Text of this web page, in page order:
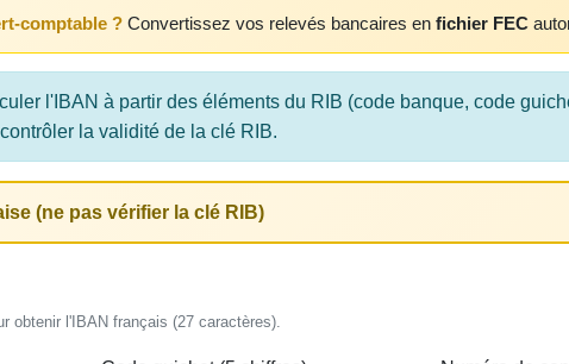
comptable ? Convertissez vos relevés bancaires en fichier FEC
l'IBAN à partir des éléments du RIB (code banque, code
la validité de la clé RIB.
(ne pas vérifier la clé RIB)
obtenir l'IBAN français (27 caractères).